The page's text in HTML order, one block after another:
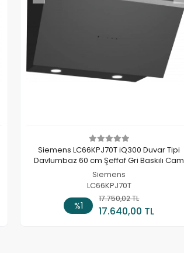
Siemens LC66KPJ70T iQ300 Duvar Tipi
Davlumbaz 60 cm Şeffaf Gri Baskılı Cam
Siemens
LC66KPJ70T
%1
17.750,02 TL
17.640,00 TL
Sepete Ekle